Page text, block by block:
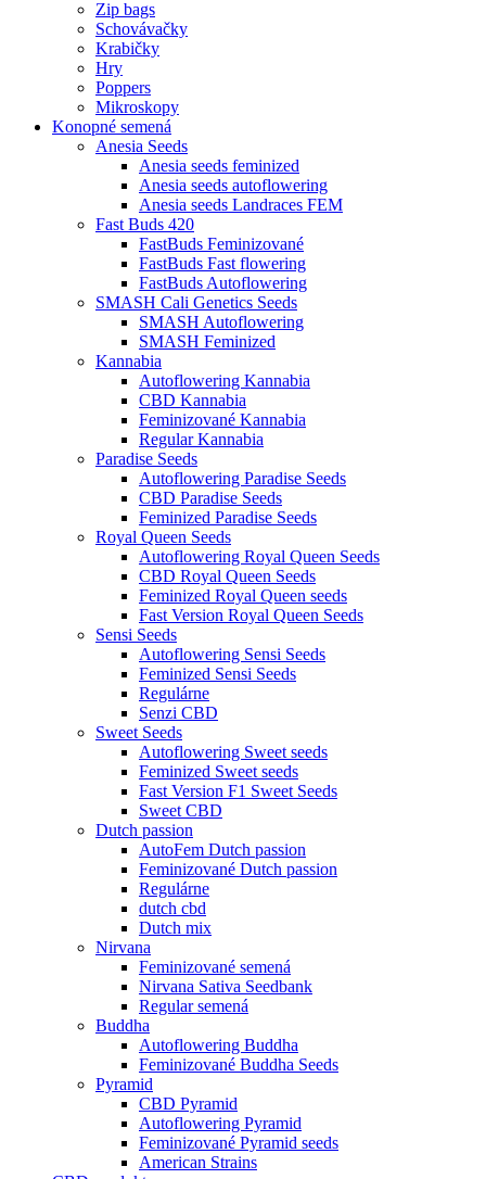
Zip bags
Schovávačky
Krabičky
Hry
Poppers
Mikroskopy
Konopné semená
Anesia Seeds
Anesia seeds feminized
Anesia seeds autoflowering
Anesia seeds Landraces FEM
Fast Buds 420
FastBuds Feminizované
FastBuds Fast flowering
FastBuds Autoflowering
SMASH Cali Genetics Seeds
SMASH Autoflowering
SMASH Feminized
Kannabia
Autoflowering Kannabia
CBD Kannabia
Feminizované Kannabia
Regular Kannabia
Paradise Seeds
Autoflowering Paradise Seeds
CBD Paradise Seeds
Feminized Paradise Seeds
Royal Queen Seeds
Autoflowering Royal Queen Seeds
CBD Royal Queen Seeds
Feminized Royal Queen seeds
Fast Version Royal Queen Seeds
Sensi Seeds
Autoflowering Sensi Seeds
Feminized Sensi Seeds
Regulárne
Senzi CBD
Sweet Seeds
Autoflowering Sweet seeds
Feminized Sweet seeds
Fast Version F1 Sweet Seeds
Sweet CBD
Dutch passion
AutoFem Dutch passion
Feminizované Dutch passion
Regulárne
dutch cbd
Dutch mix
Nirvana
Feminizované semená
Nirvana Sativa Seedbank
Regular semená
Buddha
Autoflowering Buddha
Feminizované Buddha Seeds
Pyramid
CBD Pyramid
Autoflowering Pyramid
Feminizované Pyramid seeds
American Strains